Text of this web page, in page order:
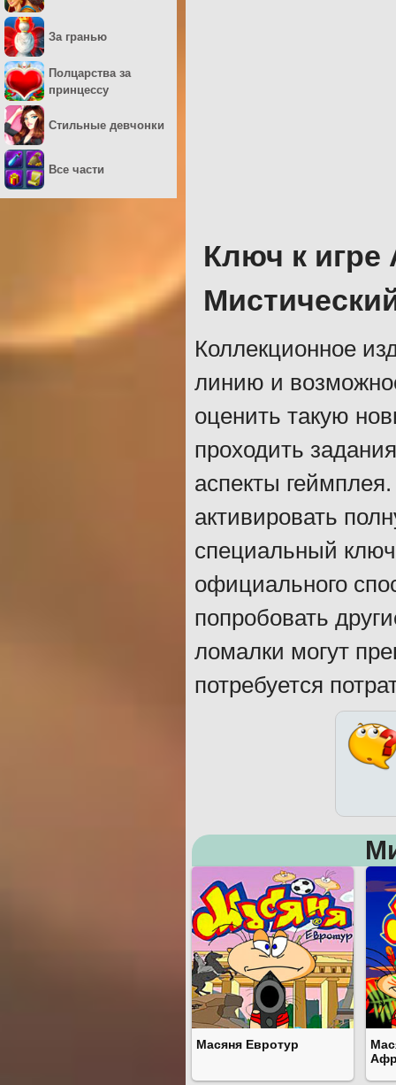
Ключ к игре
Коллекционное
линию и
оценить такую
проходить
аспекты
активировать
специальный
официального
попробовать
ломалки могут
потребуется
Масяня Евротур
За гранью
Полцарства за
принцессу
Стильные девчонки
Все части